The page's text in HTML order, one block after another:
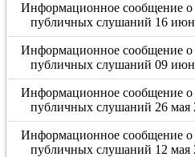
Информационное сообщение о
публичных слушаний 16
Информационное сообщение о
публичных слушаний 09
Информационное сообщение о
публичных слушаний 26 мая
Информационное сообщение о
публичных слушаний 12 мая